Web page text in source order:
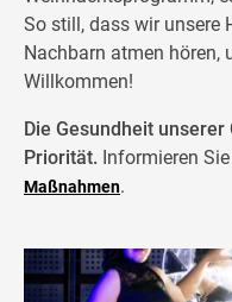
So still, dass wir unsere
Nachbarn atmen hören,
Willkommen!
Die Gesundheit
Priorität. Informieren
Maßnahmen.